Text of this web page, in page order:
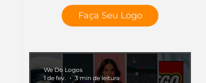
Faça Seu Logo
We Do Logos
1 de fev.
3 min de leitura